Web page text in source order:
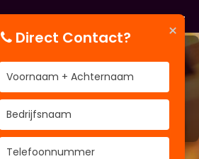
MT
INTENSIEF
×
Direct Contact?